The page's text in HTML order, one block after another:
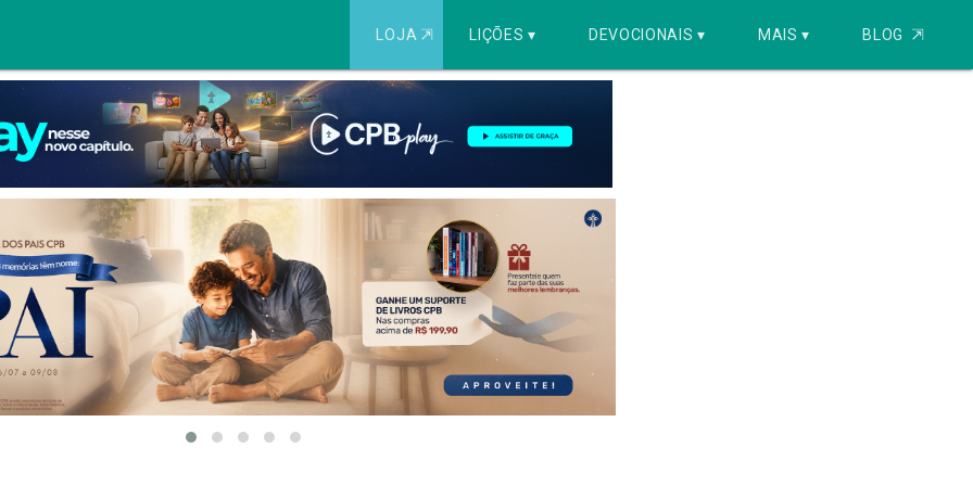
LOJA ⇱ LIÇÕES ▾ DEVOCIONAIS ▾ MAIS ▾ BLOG ⇱